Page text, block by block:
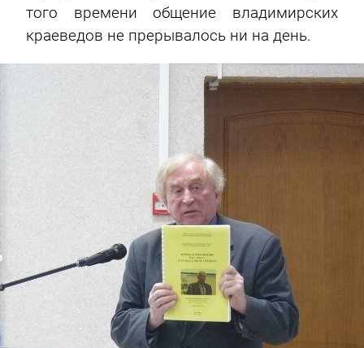
того времени общение владимирских
краеведов не прерывалось ни на день.